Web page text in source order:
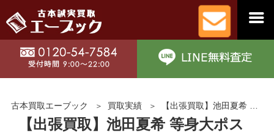
古本買取エーブック 買取実績 【出張買取】池田夏希 等身大ポスター アサヒ芸能エンタメ全プレ
【出張買取】池田夏希 等身大ポス